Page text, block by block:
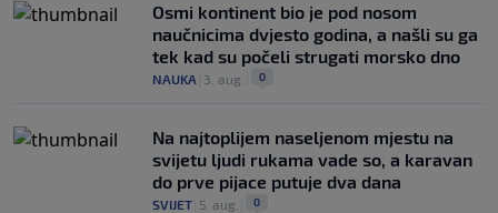
Osmi kontinent bio je pod nosom
naučnicima dvjesto godina, a našli su ga
tek kad su počeli strugati morsko dno
NAUKA 3. aug. 0
Na najtoplijem naseljenom mjestu na
svijetu ljudi rukama vade so, a karavan
do prve pijace putuje dva dana
SVIJET 5. aug. 0